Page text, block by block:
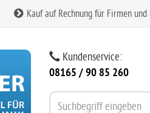
Kauf auf Rechnung für Firmen und
Kundenservice:
08165 / 90 85 260